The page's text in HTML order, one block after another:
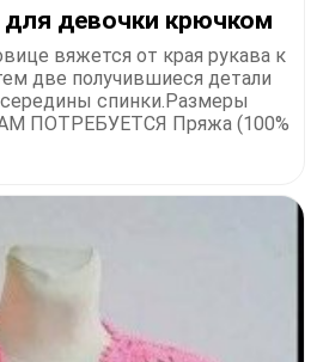
девочки крючком
вяжется от края рукава к
две получившиеся детали
спинки.Размеры
ПОТРЕБУЕТСЯ Пряжа (100%